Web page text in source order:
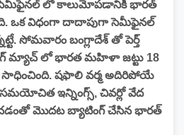
సెమీఫైనల్ లో కాలుమోపడానికి భారత్
ఒక విధంగా దాదాపుగా సెమీఫైనల్
సోమవారం బంగ్లాదేశ్ తో పెర్త్
మ్యాచ్ లో భారత మహిళా జట్టు 18
షఫాలి వర్మ అదిరిపోయే
ఇన్నింగ్స్, చివర్లో వేద
మొదట బ్యాటింగ్ చేసిన భారత్